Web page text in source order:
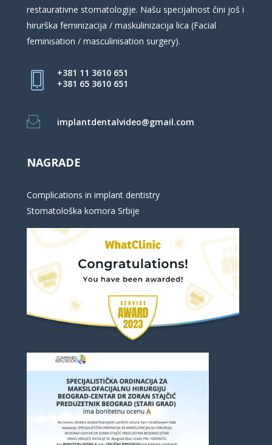
restaurativne stomatologije. Našu specijalnost čini još i
hirurška feminizacija / maskulinizacija lica (Facial
feminisation / masculinisation surgery).
+381 11 3610 651
+381 65 3610 651
implantdentalvideo@gmail.com
NAGRADE
Complications in implant dentistry
Stomatološka komora Srbije